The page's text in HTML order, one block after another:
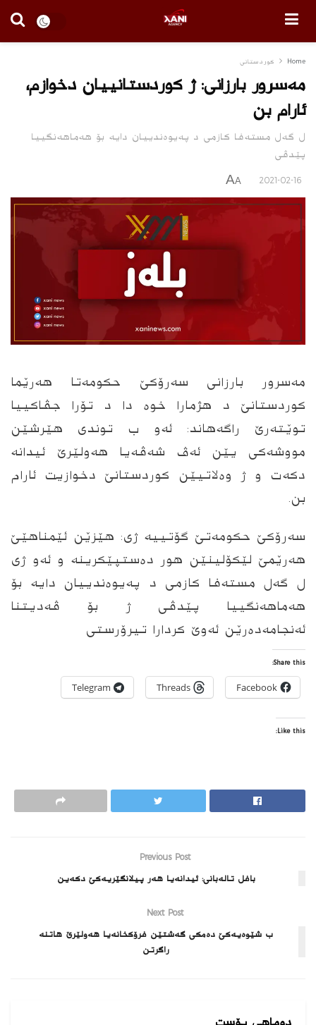
Home كوردستانى
مەسرور بارزانى: ژ کوردستانییان دخوازم،
ئارام بن
ل گەل مستەفا کازمى د پەیوەندییان دایە بۆ هەماهەنگییا
پێدڤى
2021-02-16
A
A
مەسرور بارزانى سەرۆکێ حکومەتا هەرێما
کوردستانێ د هژمارا خوە دا د تۆرا جڤاکییا
توێتەرێ راگەهاند: ئەو ب توندى هێرشێن
مووشەکى یێن ئەڤ شەڤەیا هەولێرێ ئیدانە
دکەت و ژ وەلاتیێن کوردستانێ دخوازیت ئارام
بن.
سەرۆکێ حکومەتێ گۆتییە ژى: هێزێن ئێمناهێێ
هەرێمێ لێکۆلینێن هور دەستپێکرینە و ئەو ژى
ل گەل مستەفا کازمى د پەیوەندییان دایە بۆ
هەماهەنگییا پێدڤى ژ بۆ ڤەدیتنا
ئەنجامەدەرێن ئەوێ کردارا تیرۆرستى
Share this:
Facebook
Threads
Telegram
Like this:
Previous Post
بافل تالەبانى: ئیدانەیا هەر پیلانگێریەکێ دکەین
Next Post
ب شێوەیەکێ دەمکى گەشتێن فرۆکخانەیا هەولێرێ هاتنە
راگرتن